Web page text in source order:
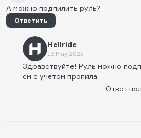
А можно подпилить руль?
Ответить
Hellride
13 May 2025
Здравствуйте! Руль можно
см с учетом пропила.
Ответ